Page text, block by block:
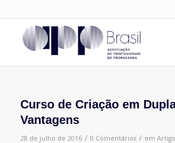
Curso de Criação em
Vantagens
28 de julho de 2016 / 0 Comentários / em